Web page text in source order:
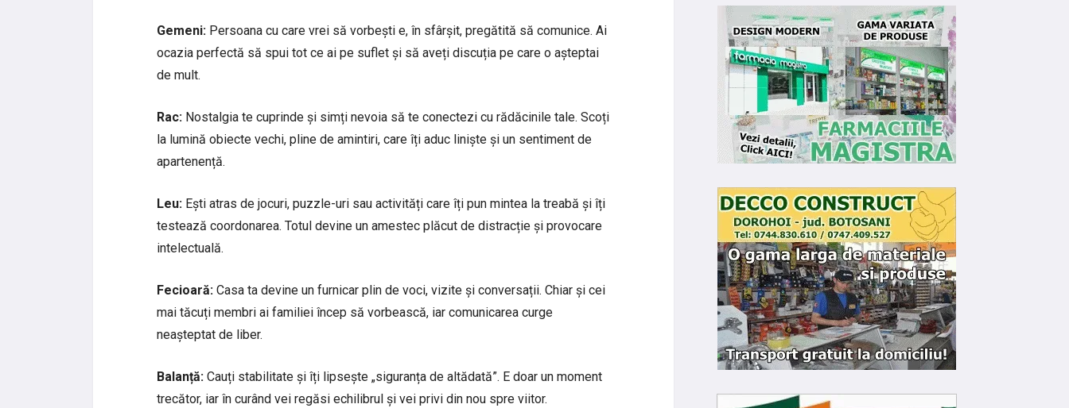
Gemeni: Persoana cu care vrei să vorbești e, în sfârșit, pregătită să comunice. Ai
ocazia perfectă să spui tot ce ai pe suflet și să aveți discuția pe care o așteptai
de mult.
Rac: Nostalgia te cuprinde și simți nevoia să te conectezi cu rădăcinile tale. Scoți
la lumină obiecte vechi, pline de amintiri, care îți aduc liniște și un sentiment de
apartenență.
Leu: Ești atras de jocuri, puzzle-uri sau activități care îți pun mintea la treabă și îți
testează coordonarea. Totul devine un amestec plăcut de distracție și provocare
intelectuală.
Fecioară: Casa ta devine un furnicar plin de voci, vizite și conversații. Chiar și cei
mai tăcuți membri ai familiei încep să vorbească, iar comunicarea curge
neașteptat de liber.
Balanță: Cauți stabilitate și îți lipsește „siguranța de altădată”. E doar un moment
trecător, iar în curând vei regăsi echilibrul și vei privi din nou spre viitor.